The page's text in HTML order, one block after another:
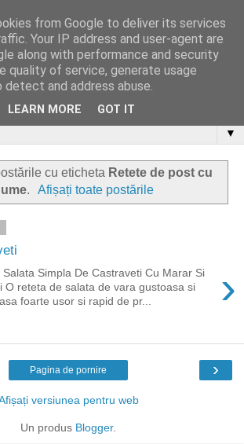
▼
cu eticheta Retete de post cu
. Afișați toate postările
›
Salata Simpla De Castraveti Cu Marar Si
O reteta de salata de vara gustoasa si
foarte usor si rapid de pr...
›
Pagina de pornire
versiunea pentru web
Un produs Blogger.
from Google to deliver its services
Your IP address and user-agent are
along with performance and security
quality of service, generate usage
and address abuse.
LEARN MORE GOT IT